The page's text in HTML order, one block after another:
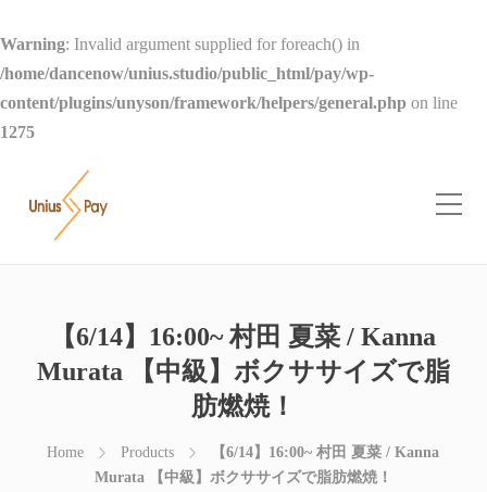
Warning: Invalid argument supplied for foreach() in
/home/dancenow/unius.studio/public_html/pay/wp-
content/plugins/unyson/framework/helpers/general.php on line
1275
【6/14】16:00~ 村田 夏菜 / Kanna
Murata 【中級】ボクササイズで脂
肪燃焼！
Home Products
【6/14】16:00~ 村田 夏菜 / Kanna
Murata 【中級】ボクササイズで脂肪燃焼！